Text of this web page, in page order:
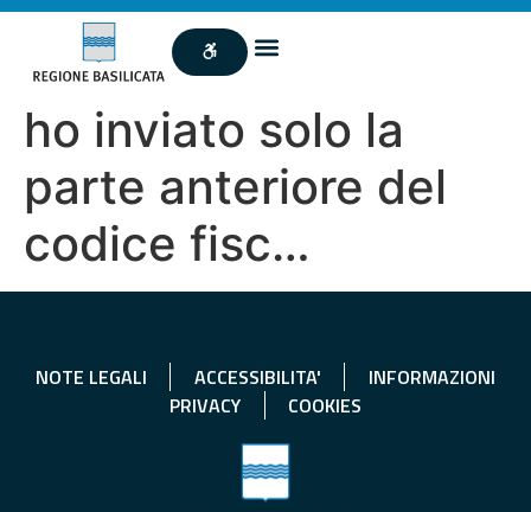
ho inviato solo la
parte anteriore del
codice fisc…
NOTE LEGALI ACCESSIBILITA'
INFORMAZIONI
PRIVACY
COOKIES